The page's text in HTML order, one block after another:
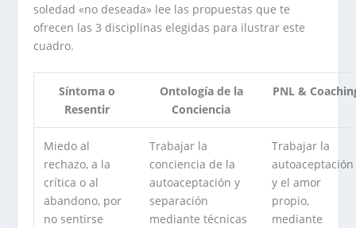
soledad «no deseada» lee las propuestas que te
ofrecen las 3 disciplinas elegidas para ilustrar este
cuadro.
Síntoma o
Resentir
Ontología de la
Conciencia
PNL &
Miedo al
rechazo, a la
crítica o al
abandono, por
no sentirse
Trabajar la
conciencia de la
autoaceptación y
separación
mediante técnicas
Trabajar la
autoaceptación
y el amor
propio,
mediante